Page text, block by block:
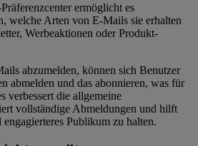
ermöglicht es
welche Arten von E-Mails sie erhalten
Werbeaktionen oder Produkt-
abzumelden, können sich Benutzer
abmelden und das abonnieren, was für
verbessert die allgemeine
vollständige Abmeldungen und hilft
Publikum zu halten.